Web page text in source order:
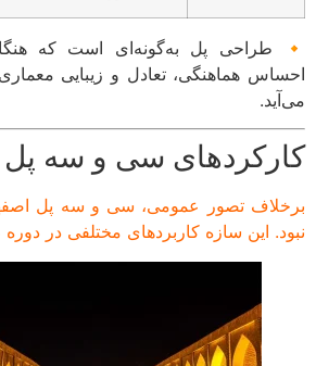
پل به‌گونه‌ای است که هنگام
هماهنگی، تعادل و زیبایی معماری
سی و سه پل
تصور عمومی، سی و سه پل اصفهان
این سازه کاربردهای مختلفی در دوره